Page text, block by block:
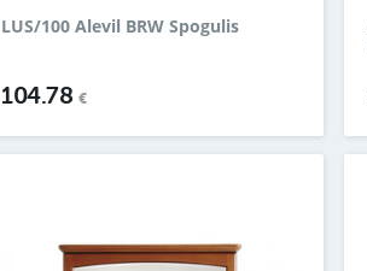
LUS/100 Alevil BRW Spogulis
104.78€